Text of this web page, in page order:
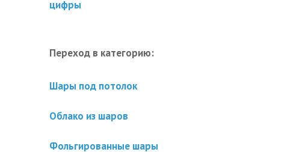
цифры
Переход в категорию:
Шары под потолок
Облако из шаров
Фольгированные шары